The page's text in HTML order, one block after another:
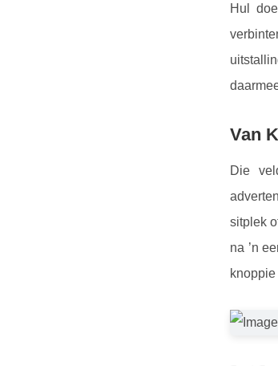
Hul
Van
Die
sitplek
na ’n
knoppie